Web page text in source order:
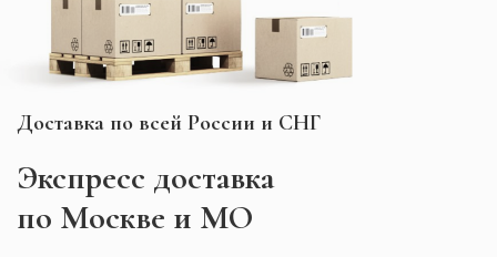
Доставка по всей России и СНГ
Экспресс доставка
по Москве и МО